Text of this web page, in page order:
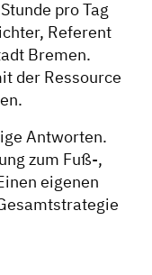
pro Tag
Referent
Bremen.
der Ressource
Antworten.
zum Fuß-,
eigenen